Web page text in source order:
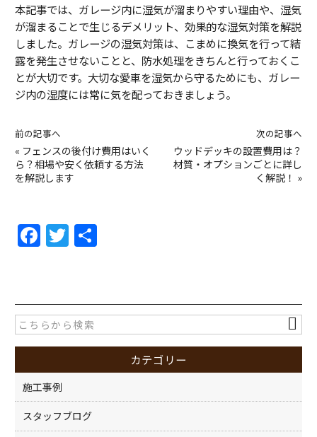
本記事では、ガレージ内に湿気が溜まりやすい理由や、湿気
が溜まることで生じるデメリット、効果的な湿気対策を解説
しました。ガレージの湿気対策は、こまめに換気を行って結
露を発生させないことと、防水処理をきちんと行っておくこ
とが大切です。大切な愛車を湿気から守るためにも、ガレー
ジ内の湿度には常に気を配っておきましょう。
前の記事へ
« フェンスの後付け費用はいく
ら？相場や安く依頼する方法
を解説します
次の記事へ
ウッドデッキの設置費用は？
材質・オプションごとに詳し
く解説！ »
F
a
e
b
o
o
k
T
w
er
カテゴリー
施工事例
スタッフブログ